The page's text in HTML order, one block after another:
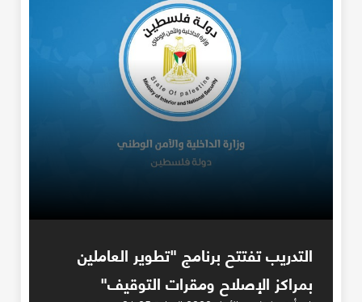
التدريب تفتتح برنامج "تطوير العاملين
بمراكز الإصلاح ومقرات التوقيف"